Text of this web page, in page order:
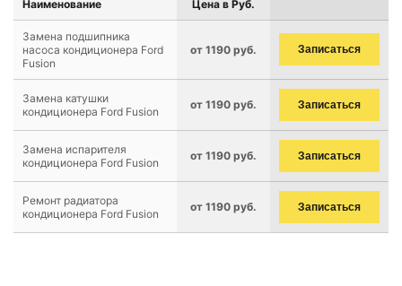
Наименование Цена в Руб.
Замена подшипника
насоса кондиционера Ford
Fusion
от 1190 руб. Записаться
Замена катушки
кондиционера Ford Fusion
от 1190 руб. Записаться
Замена испарителя
кондиционера Ford Fusion
от 1190 руб. Записаться
Ремонт радиатора
кондиционера Ford Fusion
от 1190 руб. Записаться